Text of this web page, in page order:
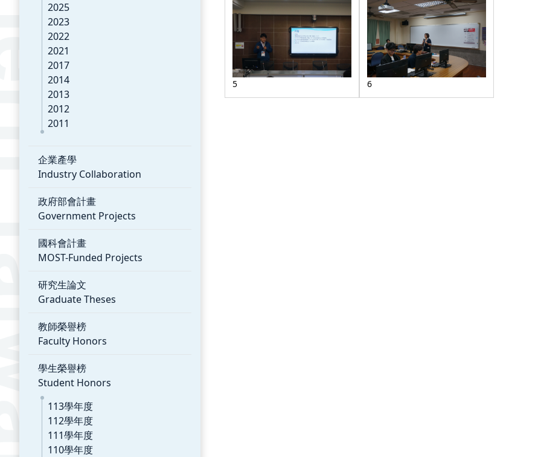
2025
2023
2022
2021
2017
2014
2013
2012
2011
企業產學
Industry Collaboration
政府部會計畫
Government Projects
國科會計畫
MOST-Funded Projects
研究生論文
Graduate Theses
教師榮譽榜
Faculty Honors
學生榮譽榜
Student Honors
113學年度
112學年度
111學年度
110學年度
5 6